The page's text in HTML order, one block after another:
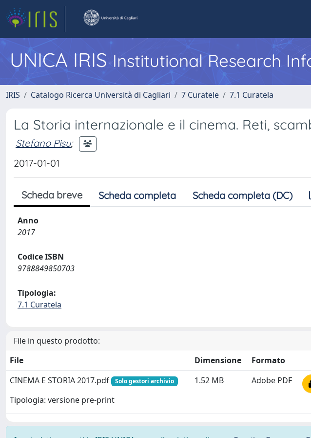
UNICA IRISInstitutional Research
IRIS Catalogo Ricerca Università di Cagliari 7 Curatele 7.1 Curatela
La Storia internazionale e il cinema. Reti,
Stefano Pisu;
2017-01-01
Scheda breve Scheda completa Scheda completa (DC)
Anno
2017
Codice ISBN
9788849850703
Tipologia:
7.1 Curatela
File in questo prodotto:
File
Dimensione
Formato
CINEMA E STORIA 2017.pdf
Solo gestori archivio
Tipologia: versione pre-print
1.52 MB Adobe PDF